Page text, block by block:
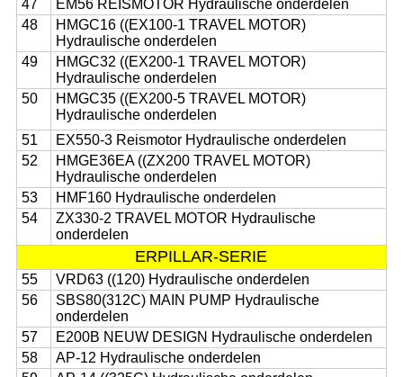
47
EM56 REISMOTOR Hydraulische onderdelen
48
HMGC16 ((EX100-1 TRAVEL MOTOR)
Hydraulische onderdelen
49
HMGC32 ((EX200-1 TRAVEL MOTOR)
Hydraulische onderdelen
50
HMGC35 ((EX200-5 TRAVEL MOTOR)
Hydraulische onderdelen
51
EX550-3 Reismotor Hydraulische onderdelen
52
HMGE36EA ((ZX200 TRAVEL MOTOR)
Hydraulische onderdelen
53
HMF160 Hydraulische onderdelen
54
ZX330-2 TRAVEL MOTOR Hydraulische
onderdelen
ERPILLAR-SERIE
55
VRD63 ((120) Hydraulische onderdelen
56
SBS80(312C) MAIN PUMP Hydraulische
onderdelen
57
E200B NEUW DESIGN Hydraulische onderdelen
58
AP-12 Hydraulische onderdelen